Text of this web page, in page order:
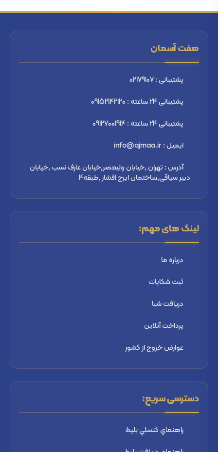
هفت آسمان
پشتیبانی : 02179107
پشتیبانی 24 ساعته : 09152142120
پشتیبانی 24 ساعته : 09127001914
ایمیل : info@ajmaa.ir
آدرس : تهران ,خیابان ولیعصر,خیابان عارف نسب ,خیابان
دبیر سیاقی,ساختمان ایرج افشار ,طبقه4
لینک های مهم:
درباره ما
ثبت شكايات
دریافت شبا
پرداخت آنلاین
عوارض خروج از کشور
دسترسی سریع:
راهنماي كنسلي بليط